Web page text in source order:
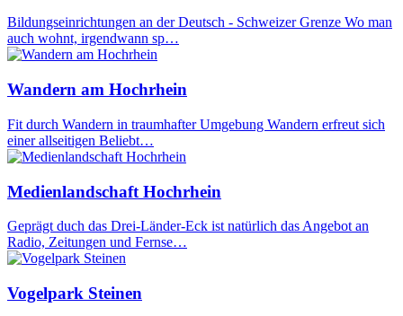
Bildungseinrichtungen an der Deutsch - Schweizer Grenze Wo man
auch wohnt, irgendwann sp…
Wandern am Hochrhein
Fit durch Wandern in traumhafter Umgebung Wandern erfreut sich
einer allseitigen Beliebt…
Medienlandschaft Hochrhein
Geprägt duch das Drei-Länder-Eck ist natürlich das Angebot an
Radio, Zeitungen und Fernse…
Vogelpark Steinen